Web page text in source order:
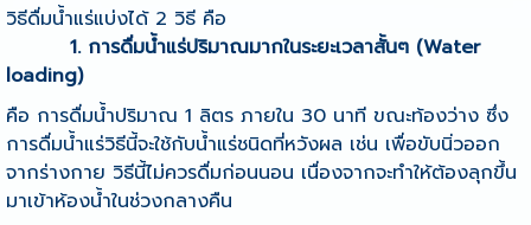
วิธีดื่มน้ำแร่แบ่งได้ 2 วิธี คือ
1. การดื่มน้ำแร่ปริมาณมากในระยะเวลาสั้นๆ (Water
loading)
คือ การดื่มน้ำปริมาณ 1 ลิตร ภายใน 30 นาที ขณะท้องว่าง ซึ่ง
การดื่มน้ำแร่วิธีนี้จะใช้กับน้ำแร่ชนิดที่หวังผล เช่น เพื่อขับนิ่วออก
จากร่างกาย วิธีนี้ไม่ควรดื่มก่อนนอน เนื่องจากจะทำให้ต้องลุกขึ้น
มาเข้าห้องน้ำในช่วงกลางคืน